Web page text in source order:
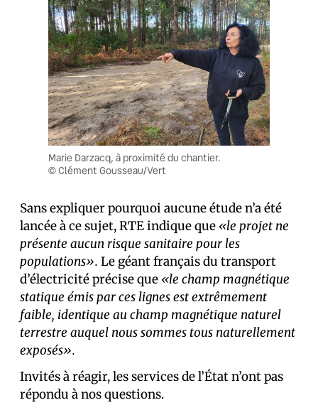
Marie Darzacq, à proximité du chantier.
© Clément Gousseau/Vert
Sans expliquer pourquoi aucune étude n’a été
lancée à ce sujet, RTE indique que «le projet ne
présente aucun risque sanitaire pour les
populations». Le géant français du transport
d’électricité précise que «le champ magnétique
statique émis par ces lignes est extrêmement
faible, identique au champ magnétique naturel
terrestre auquel nous sommes tous naturellement
exposés».
Invités à réagir, les services de l’État n’ont pas
répondu à nos questions.